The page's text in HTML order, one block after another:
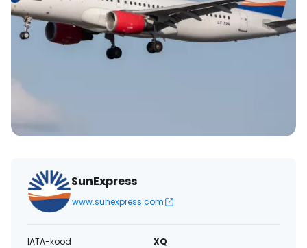
SunExpress
www.sunexpress.com
IATA-kood
XQ